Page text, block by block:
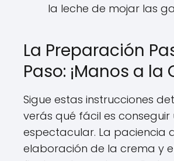
la leche de mojar las
La Preparación
Paso: ¡Manos a la
Sigue estas instrucciones
verás qué fácil es
espectacular. La paciencia
elaboración de la crema y